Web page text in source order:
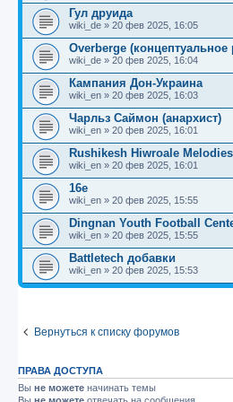
Гул друида
wiki_de » 20 фев 2025, 16:05
Overberge (концептуальное
wiki_de » 20 фев 2025, 16:04
Кампания Дон-Украина
wiki_en » 20 фев 2025, 16:03
Чарльз Саймон (анархист)
wiki_en » 20 фев 2025, 16:01
Rushikesh Hiwroale
wiki_en » 20 фев 2025, 16:01
16e
wiki_en » 20 фев 2025, 15:55
Dingnan Youth Football
wiki_en » 20 фев 2025, 15:55
Battletech добавки
wiki_en » 20 фев 2025, 15:53
Вернуться к списку форумов
ПРАВА ДОСТУПА
Вы не можете начинать темы
Вы не можете отвечать на сообщения